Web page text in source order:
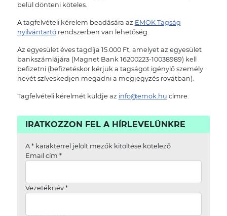
belül dönteni köteles.
A tagfelvételi kérelem beadására az EMOK Tagság
nyilvántartórendszerben van lehetőség.
Az egyesület éves tagdíja 15.000 Ft, amelyet az egyesület
bankszámlájára (Magnet Bank 16200223-10038989) kell
befizetni (befizetéskor kérjük a tagságot igénylő személy
nevét szíveskedjen megadni a megjegyzés rovatban).
Tagfelvételi kérelmét küldje az info@emok.hu címre.
IRATKOZZON FEL A HÍRLEVELÜNKRE
A *karakterrel jelölt mezők kitöltése kötelező
Email cím *
Vezetéknév *